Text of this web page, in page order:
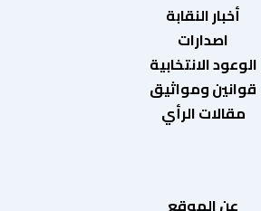
أخبار النقابة
اصدارات
الوعود الانتخابية
قوانين ومواثيق
مقالات الرأي
عن الموقع